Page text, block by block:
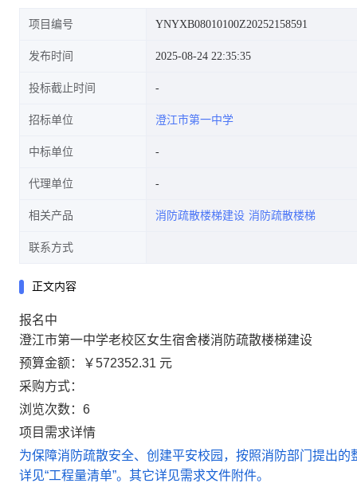
项目编号 YNYXB08010100Z20252158591
发布时间 2025-08-24 22:35:35
投标截止时间
招标单位 澄江市第一中学
中标单位
代理单位
相关产品 消防疏散楼梯建设 消防疏散楼梯
联系方式
正文内容
报名中
澄江市第一中学老校区女生宿舍楼消防疏散楼梯建设
预算金额：
￥572352.31 元
采购方式：
浏览次数： 6
项目需求详情
为保障消防疏散安全、创建平安校园，按照消防部门提出
详见“工程量清单”。其它详见需求文件附件。